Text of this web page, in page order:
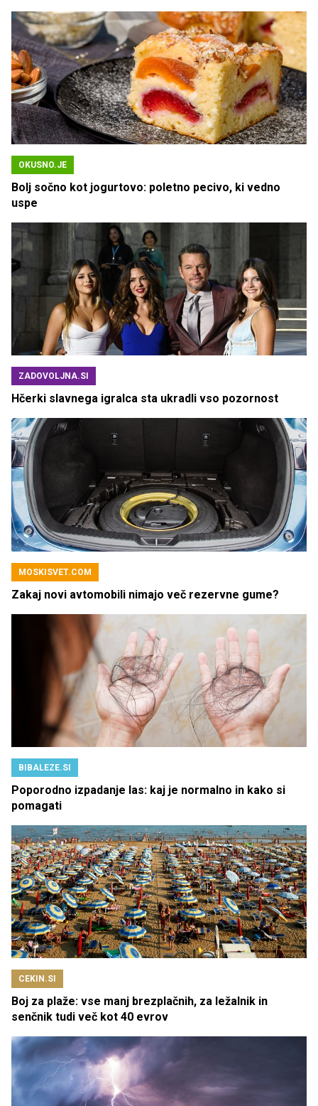
OKUSNO.JE
Bolj sočno kot jogurtovo: poletno pecivo, ki vedno
uspe
ZADOVOLJNA.SI
Hčerki slavnega igralca sta ukradli vso pozornost
MOSKISVET.COM
Zakaj novi avtomobili nimajo več rezervne gume?
BIBALEZE.SI
Poporodno izpadanje las: kaj je normalno in kako si
pomagati
CEKIN.SI
Boj za plaže: vse manj brezplačnih, za ležalnik in
senčnik tudi več kot 40 evrov